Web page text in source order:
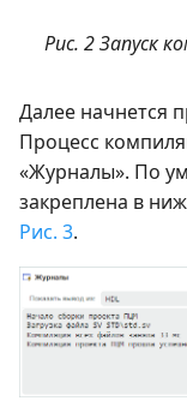
Рис. 2 Запуск
Далее начнется
Процесс
«Журналы». По
закреплена в
Рис. 3.